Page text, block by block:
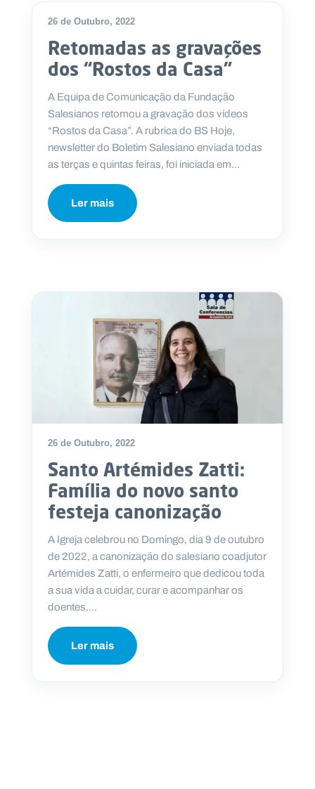
26 de Outubro, 2022
Retomadas as gravações
dos “Rostos da Casa”
A Equipa de Comunicação da Fundação
Salesianos retomou a gravação dos vídeos
“Rostos da Casa”. A rubrica do BS Hoje,
newsletter do Boletim Salesiano enviada todas
as terças e quintas feiras, foi iniciada em...
Ler mais
26 de Outubro, 2022
Santo Artémides Zatti:
Família do novo santo
festeja canonização
A Igreja celebrou no Domingo, dia 9 de outubro
de 2022, a canonização do salesiano coadjutor
Artémides Zatti, o enfermeiro que dedicou toda
a sua vida a cuidar, curar e acompanhar os
doentes....
Ler mais
p
A
g
e
n
d
a
C
n
t
a
c
t
s
s
l